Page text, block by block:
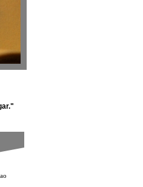
Luther King Jr)